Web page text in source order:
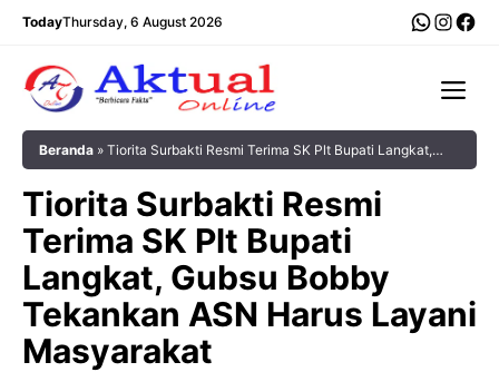
Langsung
TodayThursday, 6 August 2026
Beranda » Tiorita Surbakti Resmi Terima SK Plt Bupati Langkat,
Tiorita Surbakti Resmi
Terima SK Plt Bupati
Langkat, Gubsu Bobby
Tekankan ASN Harus Layani
Masyarakat